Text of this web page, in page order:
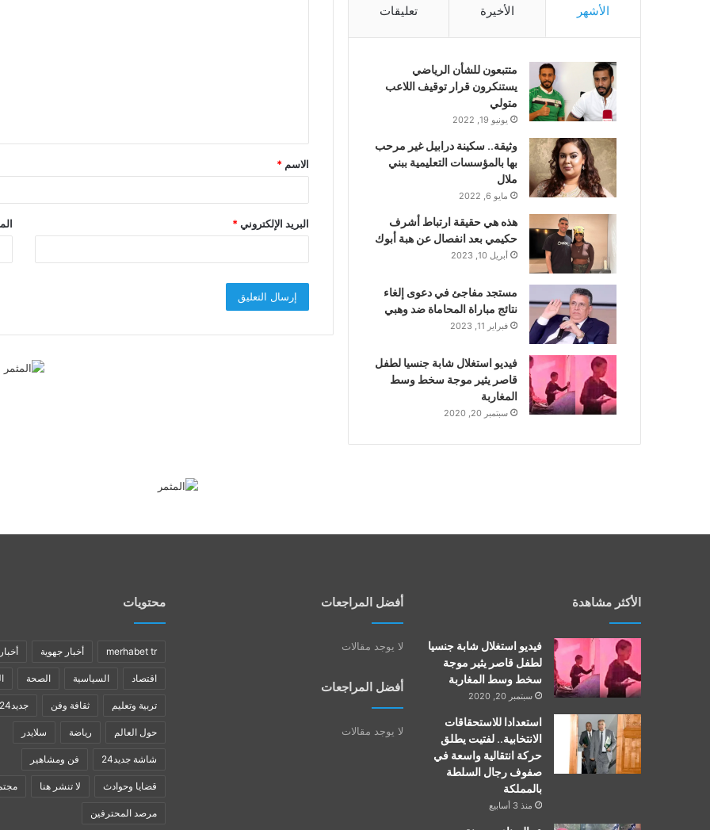
ق
*
الاسم *
البريد الإلكتروني*
الأشهر الأخيرة تعليقات
متتبعون للشأن الرياضي
يستنكرون قرار توقيف اللاعب
متولي
يونيو 19, 2022
وثيقة.. سكينة درابيل غير مرحب
بها بالمؤسسات التعليمية ببني
ملال
مايو 6, 2022
هذه هي حقيقة ارتباط أشرف
حكيمي بعد انفصال عن هبة أبوك
أبريل 10, 2023
مستجد مفاجئ في دعوى إلغاء
نتائج مباراة المحاماة ضد وهبي
فبراير 11, 2023
فيديو استغلال شابة جنسيا لطفل
قاصر يثير موجة سخط وسط
المغاربة
سبتمبر 20, 2020
الأكثر مشاهدة
فيديو استغلال شابة جنسيا
لطفل قاصر يثير موجة
سخط وسط المغاربة
سبتمبر 20, 2020
استعدادا للاستحقاقات
الانتخابية.. لفتيت يطلق
حركة انتقالية واسعة في
صفوف رجال السلطة
بالمملكة
منذ 3 أسابيع
أفضل المراجعات
لا يوجد مقالات
أفضل المراجعات
لا يوجد مقالات
محتويات
merhabet tr أخبار جهوية
اقتصاد السياسية الصحة
تربية وتعليم ثقافة وفن جديد24
حول العالم رياضة سلايدر
شاشة جديد24 فن ومشاهير
قضايا وحوادث لا تنشر هنا
مرصد المحترفين